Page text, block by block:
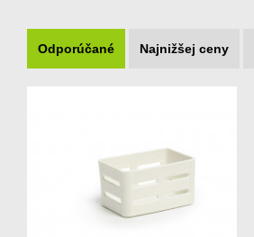
Odporúčané Najnižšej ceny